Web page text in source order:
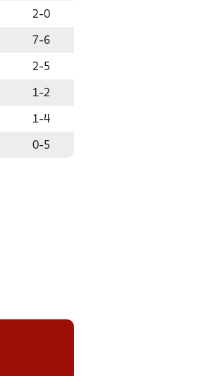
2-0
7 -6
2-5
1-2
1-4
0-5